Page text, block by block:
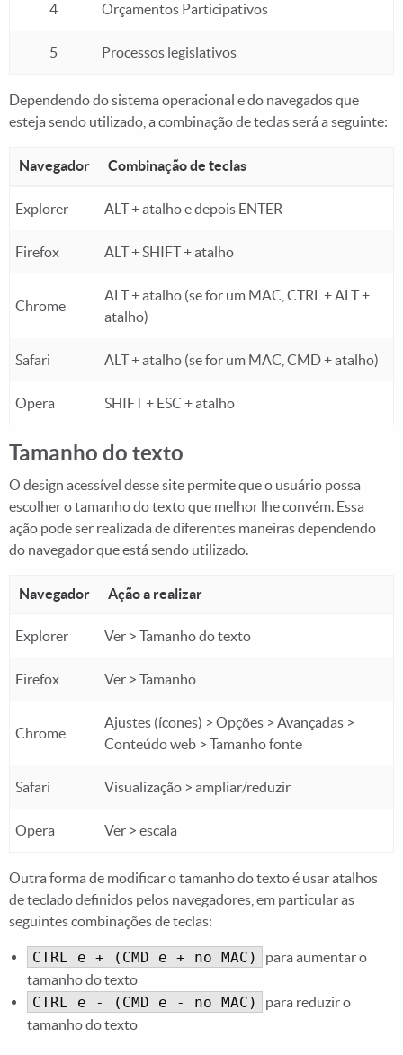
4 Orçamentos Participativos
5 Processos legislativos
Dependendo do sistema operacional e do navegados que
esteja sendo utilizado, a combinação de teclas será a seguinte:
Navegador Combinação de teclas
Explorer ALT + atalho e depois ENTER
Firefox ALT + SHIFT + atalho
Chrome
ALT + atalho (se for um MAC, CTRL + ALT +
atalho)
Safari ALT + atalho (se for um MAC, CMD + atalho)
Opera SHIFT + ESC + atalho
Tamanho do texto
O design acessível desse site permite que o usuário possa
escolher o tamanho do texto que melhor lhe convém. Essa
ação pode ser realizada de diferentes maneiras dependendo
do navegador que está sendo utilizado.
Navegador Ação a realizar
Explorer Ver > Tamanho do texto
Firefox Ver > Tamanho
Chrome
Ajustes (ícones) > Opções > Avançadas >
Conteúdo web > Tamanho fonte
Safari Visualização > ampliar/reduzir
Opera Ver > escala
Outra forma de modificar o tamanho do texto é usar atalhos
de teclado definidos pelos navegadores, em particular as
seguintes combinações de teclas:
CTRL e + (CMD e + no MAC)
para aumentar o
tamanho do texto
CTRL e - (CMD e - no MAC)
para reduzir o
tamanho do texto